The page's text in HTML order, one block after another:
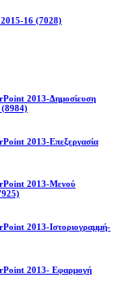
2015-16 (7028)
2013-Δημοσίευση
(8984)
2013-Επεξεργασία
2013-Μενού
2013-Ιστοριογραμμή-
2013- Εφαρμογή